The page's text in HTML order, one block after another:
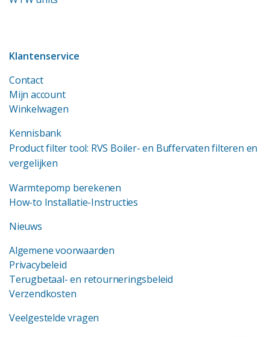
Klantenservice
Contact
Mijn account
Winkelwagen
Kennisbank
Product filter tool: RVS Boiler- en Buffervaten filteren en
vergelijken
Warmtepomp berekenen
How-to Installatie-Instructies
Nieuws
Algemene voorwaarden
Privacybeleid
Terugbetaal- en retourneringsbeleid
Verzendkosten
Veelgestelde vragen